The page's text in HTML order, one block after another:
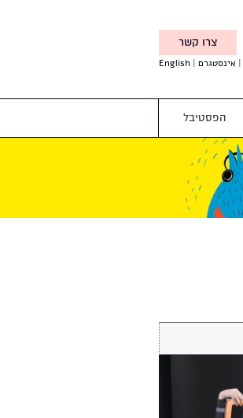
צרו קשר
והטבות מיוחדות עבורך
אינסטגרם English
הפסטיבל